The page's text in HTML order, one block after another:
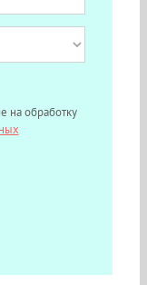
на обработку